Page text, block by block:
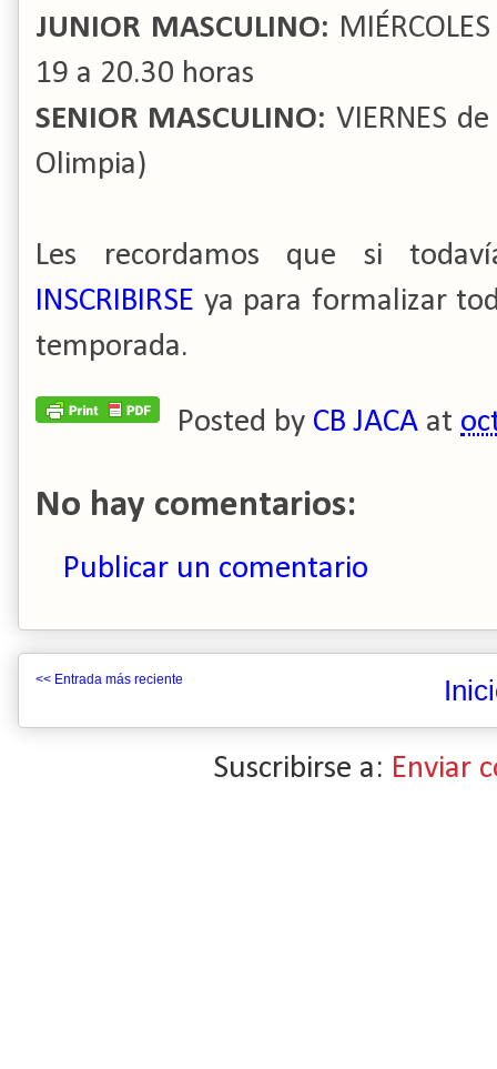
JUNIOR MASCULINO:
19 a 20.30 horas
SENIOR MASCULINO: VIERNES
Olimpia)
Les recordamos que si
INSCRIBIRSE ya para formalizar
temporada.
Posted by CB JACA at
No hay comentarios:
Publicar un comentario
<< Entrada más reciente
Suscribirse a: Enviar